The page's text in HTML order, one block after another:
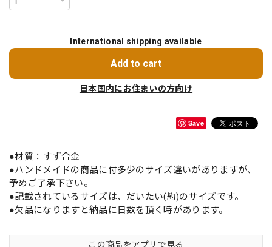
International shipping available
Add to cart
日本国内にお住まいの方向け
Save
●材質：すず合金
●ハンドメイドの商品に付多少のサイズ違いがありますが、
予めご了承下さい。
●記載されているサイズは、だいたい(約)のサイズです。
●欠品になりますと納品に日数を頂く時があります。
この商品をアプリで見る